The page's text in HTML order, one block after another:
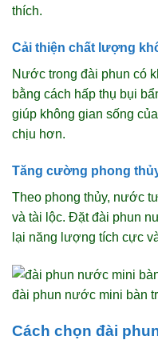
thích.
Cải thiện chất lượng
Nước trong đài phun có
bằng cách hấp thụ bụi
giúp không gian sống
chịu hơn.
Tăng cường phong
Theo phong thủy, nước
và tài lộc. Đặt đài phun
lại năng lượng tích cực
đài phun nước mini bàn
Cách chọn đài